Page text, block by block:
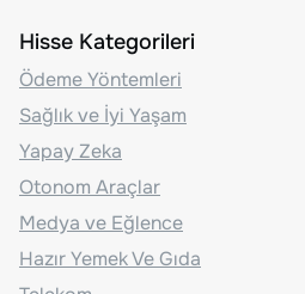
Hisse Kategorileri
Ödeme Yöntemleri
Sağlık ve İyi Yaşam
Yapay Zeka
Otonom Araçlar
Medya ve Eğlence
Hazır Yemek Ve Gıda